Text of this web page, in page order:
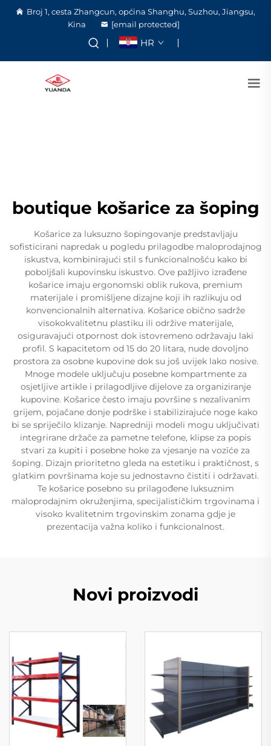
Broj 1, cesta Zhangcun, općina Shanghu, Suzhou, Jiangsu,
Kina
[email protected]
HR
boutique košarice za šoping
Košarice za luksuzno šopingovanje predstavljaju
sofisticirani napredak u pogledu prilagodbe maloprodajnog
iskustva, kombinirajući stil s funkcionalnošću kako bi
poboljšali kupovinsku iskustvo. Ove pažljivo izrađene
košarice imaju ergonomski oblik rukova, premium
materijale i promišljene dizajne koji ih razlikuju od
konvencionalnih alternativa. Košarice obično sadrže
visokokvalitetnu plastiku ili održive materijale,
osiguravajući otpornost dok istovremeno održavaju laki
profil. S kapacitetom od 15 do 20 litara, nude dovoljno
prostora za osobne kupovine dok su još uvijek lako nosive.
Mnoge modele uključuju posebne kompartmente za
osjetljive artikle i prilagodljive dijelove za organiziranje
kupovine. Košarice često imaju površine s nezalivanim
grijem, pojačane donje podrške i stabilizirajuće noge kako
bi se spriječilo klizanje. Napredniji modeli mogu uključivati
integrirane držače za pametne telefone, klipse za popis
stvari za kupiti i posebne hoke za vjesanje na vozīće za
šoping. Dizajn prioritetno gleda na estetiku i praktičnost, s
glatkim površinama koje su jednostavno čistiti i održavati.
Te košarice posebno su prilagođene luksuznim
maloprodajnim okruženjima, specijalističkim trgovinama i
visoko kvalitetnim trgovinskim zonama gdje je
prezentacija važna koliko i funkcionalnost.
Novi proizvodi